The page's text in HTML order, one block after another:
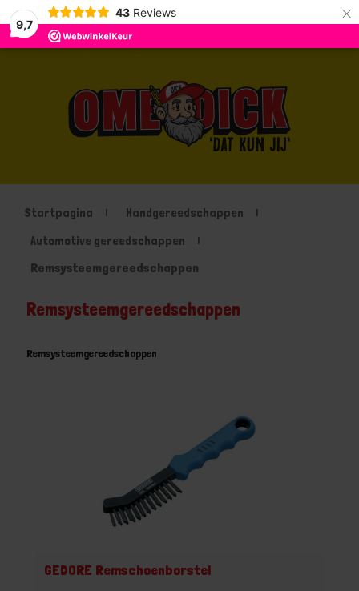
9,7
43 Reviews ×
Startpagina
Handgereedschappen
Automotive gereedschappen
Remsysteemgereedschappen
Remsysteemgereedschappen
Remsysteemgereedschappen
GEDORE Remschoenborstel